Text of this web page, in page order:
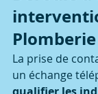
La prise de
un échange